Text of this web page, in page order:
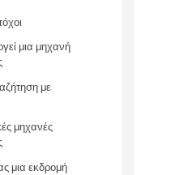
μια μηχανή
με
μηχανές
μια εκδρομή